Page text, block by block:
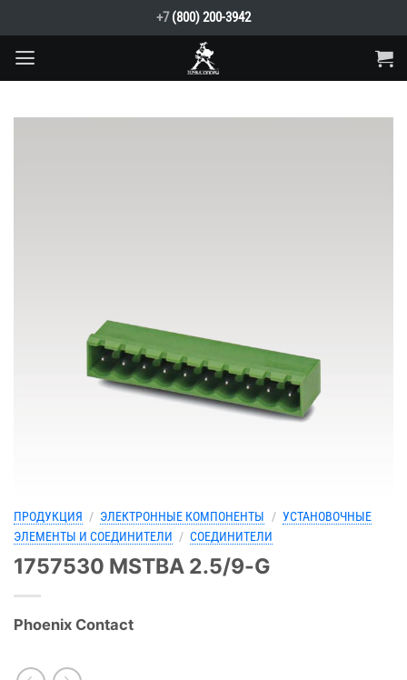
to
content
+7 (800) 200-3942
ПРОДУКЦИЯ / ЭЛЕКТРОННЫЕ КОМПОНЕНТЫ / УСТАНОВОЧНЫЕ
ЭЛЕМЕНТЫ И СОЕДИНИТЕЛИ / СОЕДИНИТЕЛИ
1757530 MSTBA 2.5/9-G
Phoenix Contact